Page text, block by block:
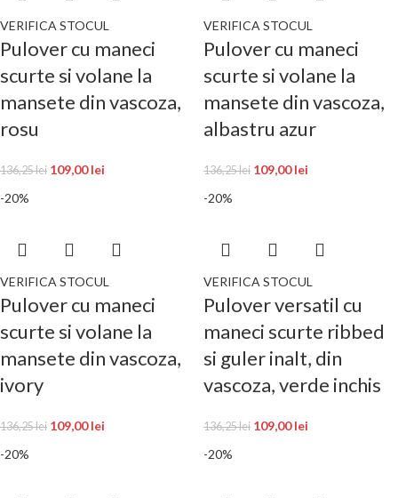
VERIFICA STOCUL
Pulover cu maneci
scurte si volane la
mansete din vascoza,
rosu
136,25lei 109,00lei
VERIFICA STOCUL
Pulover cu maneci
scurte si volane la
mansete din vascoza,
albastru azur
136,25lei 109,00lei
-20%
VERIFICA STOCUL
Pulover cu maneci
scurte si volane la
mansete din vascoza,
ivory
136,25lei 109,00lei
-20%
VERIFICA STOCUL
Pulover versatil cu
maneci scurte ribbed
si guler inalt, din
vascoza, verde inchis
136,25lei 109,00lei
-20% -20%